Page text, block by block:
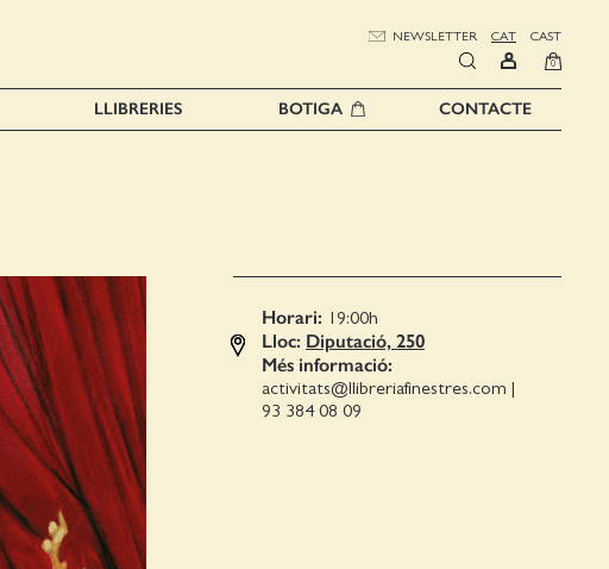
NEWSLETTER CAT CAST
0
LLIBRERIES BOTIGA CONTACTE
Horari: 19:00h
Lloc: Diputació, 250
Més informació:
activitats@llibreriafinestres.com |
93 384 08 09